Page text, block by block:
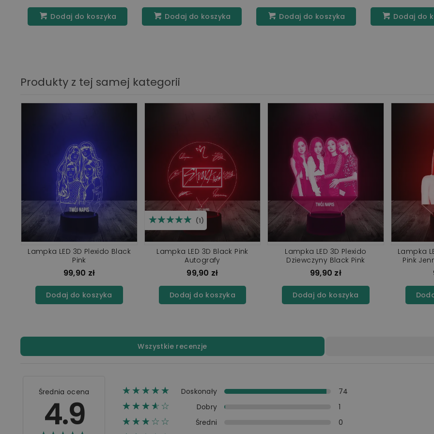
Dodaj do koszyka Dodaj do koszyka Dodaj do koszyka Dodaj do
Produkty z tej samej kategorii
Lampka LED 3D Plexido Black
Pink
99,90 zł
Dodaj do koszyka
☆☆☆☆☆
★★★★★ (1)
Lampka LED 3D Black Pink
Autografy
99,90 zł
Dodaj do koszyka
Lampka LED 3D Plexido
Dziewczyny Black Pink
99,90 zł
Dodaj do koszyka
Lampka
Pink
Wszystkie recenzje
Średnia ocena
4.9
☆☆☆☆☆
★★★★★ Doskonały 74
☆☆☆☆☆
★★★★ Dobry 1
☆☆☆☆☆
★★★ Średni 0